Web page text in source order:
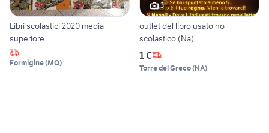
Libri scolastici 2020 media
superiore
Formigine(MO)
3
outlet del libro usato no
scolastico (Na)
1 €
Torre del Greco(NA)